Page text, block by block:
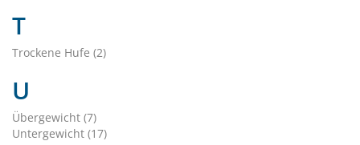
T
Trockene Hufe (2)
U
Übergewicht (7)
Untergewicht (17)